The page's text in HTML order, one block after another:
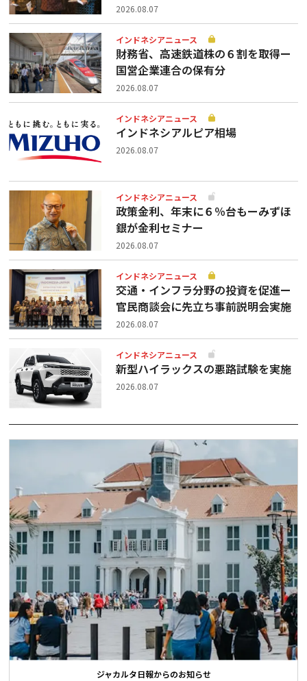
2026.08.07
インドネシアニュース
財務省、高速鉄道株の６割を取得ー
国営企業連合の保有分
2026.08.07
インドネシアニュース
インドネシアルピア相場
2026.08.07
インドネシアニュース
政策金利、年末に６％台もーみずほ
銀が金利セミナー
2026.08.07
インドネシアニュース
交通・インフラ分野の投資を促進ー
官民商談会に先立ち事前説明会実施
2026.08.07
インドネシアニュース
新型ハイラックスの悪路試験を実施
2026.08.07
ジャカルタ日報からのお知らせ